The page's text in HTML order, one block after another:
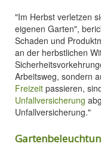
"Im Herbst verletzen
eigenen Garten",
Schaden und
an der herbstlichen
Arbeitsweg, sondern
Freizeit passieren,
Unfallversicherung
Unfallversicherung."